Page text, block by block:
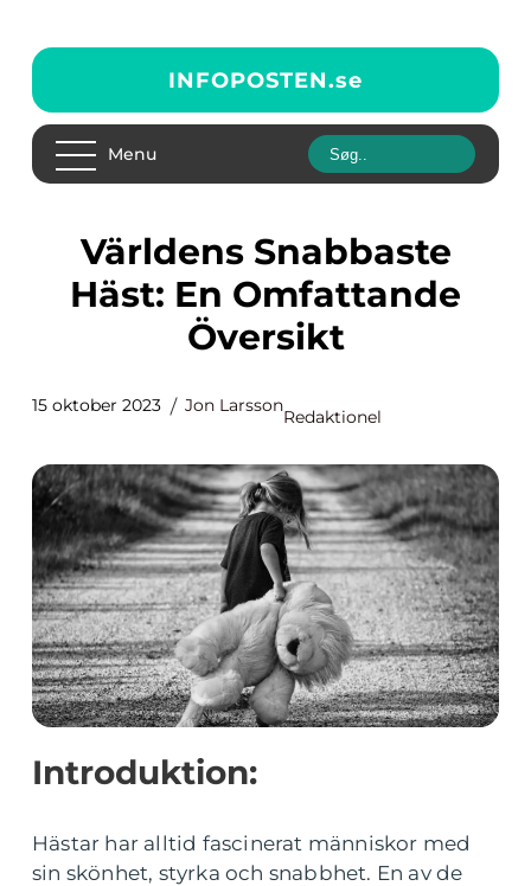
INFOPOSTEN.se
Menu
Världens Snabbaste
Häst: En Omfattande
Översikt
15 oktober 2023 Jon Larsson
Redaktionel
Introduktion:
Hästar har alltid fascinerat människor med
sin skönhet, styrka och snabbhet. En av de